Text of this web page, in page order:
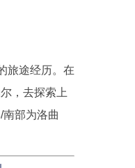
旅途经历。在
，去探索上
南部为洛曲